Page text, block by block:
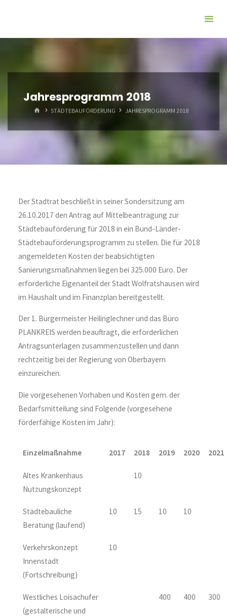
Jahresprogramm 2018
STARTSTÄDTEBAUFÖRDERUNG JAHRESPROGRAMM 2018
Der Stadtrat beschließt in seiner Sondersitzung am
26.10.2017 den Antrag auf Mittelbeantragung zur
Städtebauförderung für 2018 in ein Bund-Länder-
Städtebauförderungsprogramm zu stellen. Die für 2018
angemeldeten Kosten der beabsichtigten
Sanierungsmaßnahmen liegen bei 325.000 Euro. Der
erforderliche Eigenanteil der Stadt Wolfratshausen wird
im Haushalt und im Finanzplan bereitgestellt.
Der 1. Bürgermeister Heilinglechner und das Büro
PLANKREIS werden beauftragt, die erforderlichen
Antragsunterlagen zusammenzustellen und dann
rechtzeitig bei der Regierung von Oberbayern
einzureichen.
Die vorgesehenen Vorhaben und Kosten gem. der
Bedarfsmitteilung sind Folgende (vorgesehene
förderfähige Kosten im Jahr):
Einzelmaßnahme 2017 2018 2019 2020 2021
Altes Krankenhaus
Nutzungskonzept
10
Städtebauliche
Beratung (laufend)
10 15 10 10
Verkehrskonzept
Innenstadt
(Fortschreibung)
10
Westliches Loisachufer
(gestalterische und
400 400 300